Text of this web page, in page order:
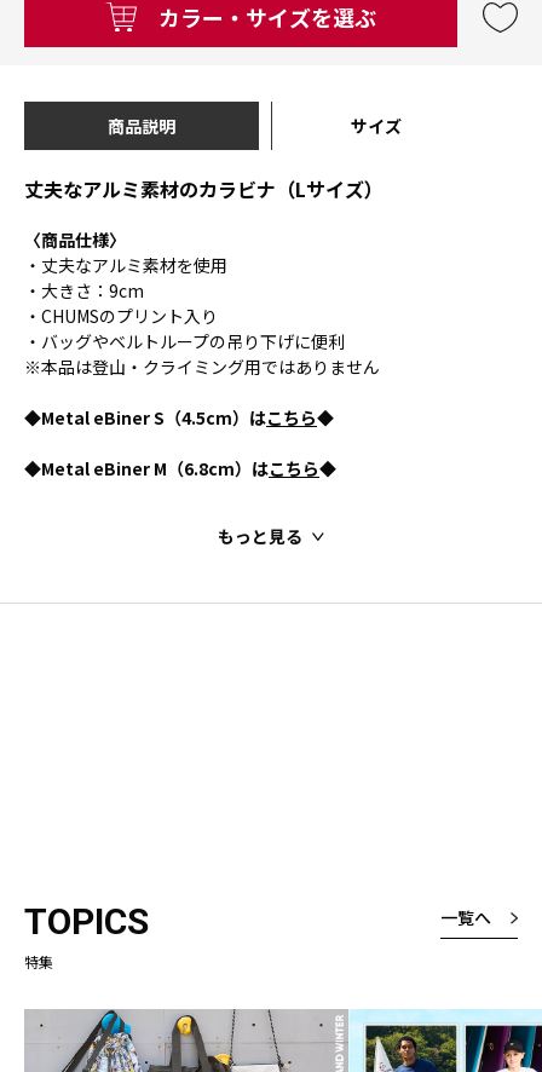
カラー・サイズを選ぶ
商品説明 サイズ
丈夫なアルミ素材のカラビナ（Lサイズ）
〈商品仕様〉
・丈夫なアルミ素材を使用
・大きさ：9cm
・CHUMSのプリント入り
・バッグやベルトループの吊り下げに便利
※本品は登山・クライミング用ではありません
◆Metal eBiner S（4.5cm）はこちら◆
◆Metal eBiner M（6.8cm）はこちら◆
もっと見る
TOPICS
特集
一覧へ